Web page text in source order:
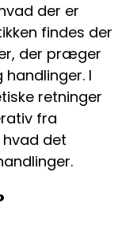
der er
findes der
der præger
I
retninger
fra
hvad det